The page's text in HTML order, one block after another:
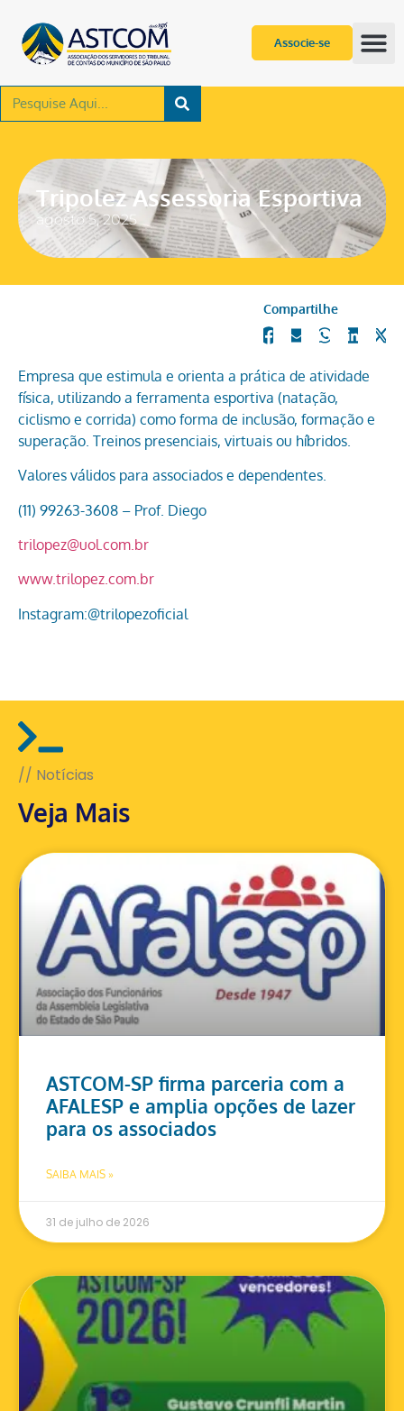
Associe-se
Tripolez Assessoria Esportiva
agosto 5, 2025
Compartilhe
Empresa que estimula e orienta a prática de atividade
física, utilizando a ferramenta esportiva (natação,
ciclismo e corrida) como forma de inclusão, formação e
superação. Treinos presenciais, virtuais ou híbridos.
Valores válidos para associados e dependentes.
(11) 99263-3608 – Prof. Diego
trilopez@uol.com.br
www.trilopez.com.br
Instagram:@trilopezoficial
// Notícias
Veja Mais
ASTCOM-SP firma parceria com a
AFALESP e amplia opções de lazer
para os associados
SAIBA MAIS »
31 de julho de 2026